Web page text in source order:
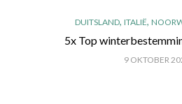
DUITSLAND, ITALIË,
5x Top
9 OKTOBER